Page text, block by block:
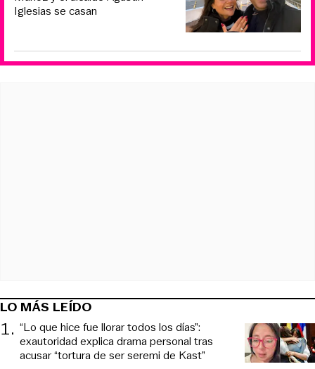
Iglesias se casan
LO MÁS LEÍDO
1. “Lo que hice fue llorar todos los días”:
exautoridad explica drama personal tras
acusar “tortura de ser seremi de Kast”